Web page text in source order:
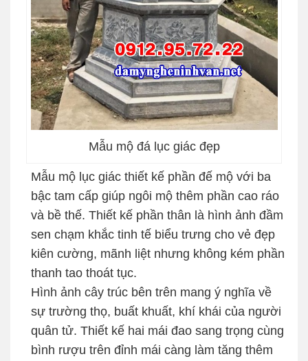
Mẫu mộ đá lục giác đẹp
Mẫu mộ lục giác thiết kế phần đế mộ với ba
bậc tam cấp giúp ngôi mộ thêm phần cao ráo
và bề thế. Thiết kế phần thân là hình ảnh đầm
sen chạm khắc tinh tế biểu trưng cho vẻ đẹp
kiên cường, mãnh liệt nhưng không kém phần
thanh tao thoát tục.
Hình ảnh cây trúc bên trên mang ý nghĩa về
sự trường thọ, buất khuất, khí khái của người
quân tử. Thiết kế hai mái đao sang trọng cùng
bình rượu trên đỉnh mái càng làm tăng thêm